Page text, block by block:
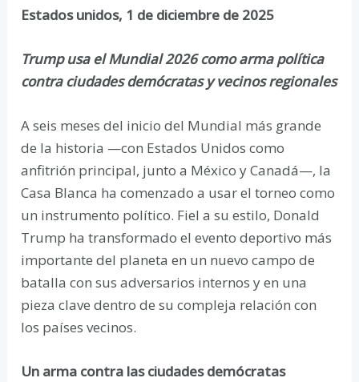
Estados unidos, 1 de diciembre de 2025
Trump usa el Mundial 2026 como arma política
contra ciudades demócratas y vecinos regionales
A seis meses del inicio del Mundial más grande
de la historia —con Estados Unidos como
anfitrión principal, junto a México y Canadá—, la
Casa Blanca ha comenzado a usar el torneo como
un instrumento político. Fiel a su estilo, Donald
Trump ha transformado el evento deportivo más
importante del planeta en un nuevo campo de
batalla con sus adversarios internos y en una
pieza clave dentro de su compleja relación con
los países vecinos.
Un arma contra las ciudades demócratas